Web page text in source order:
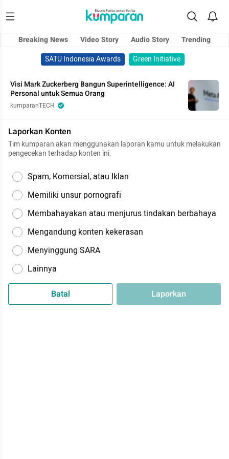
Breaking News Video Story Audio Story
Trending
SATU Indonesia Awards
Green Initiative
Visi Mark Zuckerberg Bangun Superintelligence: AI
Personal untuk Semua Orang
kumparanTECH
Laporkan Konten
Tim kumparan akan menggunakan laporan kamu untuk melakukan
pengecekan terhadap konten ini.
Spam, Komersial, atau Iklan
Memiliki unsur pornografi
Membahayakan atau menjurus tindakan berbahaya
Mengandung konten kekerasan
Menyinggung SARA
Lainnya
Batal Laporkan